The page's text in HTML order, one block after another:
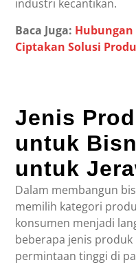
industri kecantikan.
Baca Juga: Hubungan
Ciptakan Solusi
Jenis
untuk
untuk
Dalam membangun
memilih kategori
konsumen menjadi
beberapa jenis
permintaan tinggi di